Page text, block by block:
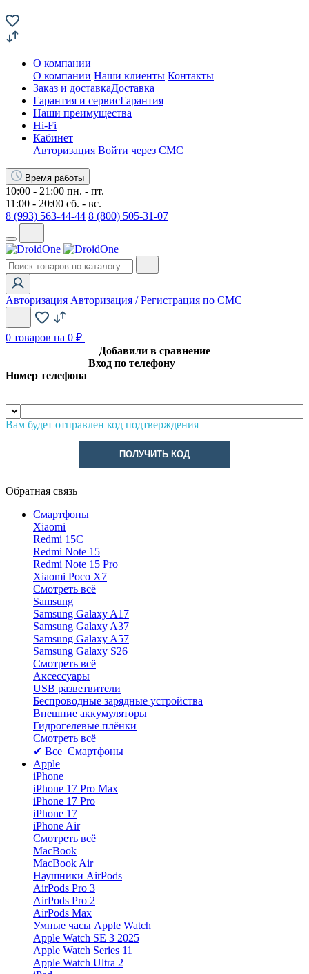
О компании
О компании Наши клиенты Контакты
Заказ и доставкаДоставка
Гарантия и сервисГарантия
Наши преимущества
Hi-Fi
Кабинет
Авторизация Войти через СМС
Время работы
10:00 - 21:00 пн. - пт.
11:00 - 20:00 сб. - вс.
8 (993) 563-44-44 8 (800) 505-31-07
Авторизация Авторизация / Регистрация по СМС
0 товаров на 0 ₽
Добавили в сравнение
Вход по телефону
Номер телефона
Вам будет отправлен код подтверждения
ПОЛУЧИТЬ КОД
Обратная связь
Смартфоны
Xiaomi
Redmi 15C
Redmi Note 15
Redmi Note 15 Pro
Xiaomi Poco X7
Смотреть всё
Samsung
Samsung Galaxy A17
Samsung Galaxy A37
Samsung Galaxy A57
Samsung Galaxy S26
Смотреть всё
Аксессуары
USB разветвители
Беспроводные зарядные устройства
Внешние аккумуляторы
Гидрогелевые плёнки
Смотреть всё
✔ Все Смартфоны
Apple
iPhone
iPhone 17 Pro Max
iPhone 17 Pro
iPhone 17
iPhone Air
Смотреть всё
MacBook
MacBook Air
Наушники AirPods
AirPods Pro 3
AirPods Pro 2
AirPods Max
Умные часы Apple Watch
Apple Watch SE 3 2025
Apple Watch Series 11
Apple Watch Ultra 2